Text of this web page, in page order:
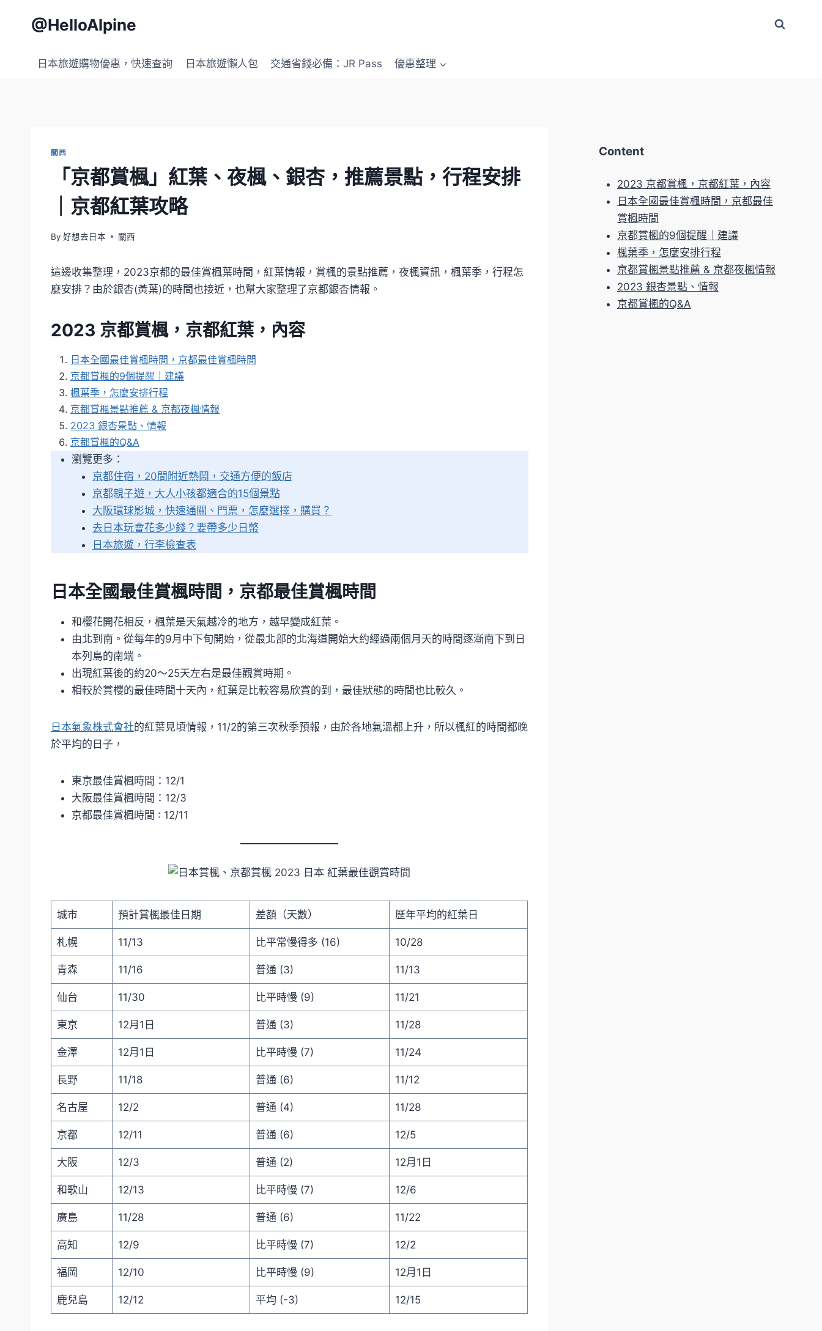
@HelloAlpine
日本旅遊購物優惠，快速查詢 日本旅遊懶人包 交通省錢必備：JR Pass 優惠整理
關西
「京都賞楓」紅葉、夜楓、銀杏，推薦景點，行程安排
｜京都紅葉攻略
By 好想去日本 關西
這邊收集整理，2023京都的最佳賞楓葉時間，紅葉情報，賞楓的景點推薦，夜楓資訊，楓葉季，行程怎
麼安排？由於銀杏(黃葉)的時間也接近，也幫大家整理了京都銀杏情報。
2023 京都賞楓，京都紅葉，內容
日本全國最佳賞楓時間，京都最佳賞楓時間
京都賞楓的9個提醒｜建議
楓葉季，怎麼安排行程
京都賞楓景點推薦 & 京都夜楓情報
2023 銀杏景點、情報
京都賞楓的Q&A
瀏覽更多：
京都住宿，20間附近熱鬧，交通方便的飯店
京都親子遊，大人小孩都適合的15個景點
大阪環球影城，快速通關、門票，怎麼選擇，購買？
去日本玩會花多少錢？要帶多少日幣
日本旅遊，行李檢查表
日本全國最佳賞楓時間，京都最佳賞楓時間
和櫻花開花相反，楓葉是天氣越冷的地方，越早變成紅葉。
由北到南。從每年的9月中下旬開始，從最北部的北海道開始大約經過兩個月天的時間逐漸南下到日
本列島的南端。
出現紅葉後的約20～25天左右是最佳觀賞時期。
相較於賞櫻的最佳時間十天內，紅葉是比較容易欣賞的到，最佳狀態的時間也比較久。
日本氣象株式會社的紅葉見頃情報，11/2的第三次秋季預報，由於各地氣溫都上升，所以楓紅的時間都晚
於平均的日子，
東京最佳賞楓時間：12/1
大阪最佳賞楓時間：12/3
京都最佳賞楓時間 : 12/11
城市 預計賞楓最佳日期 差額（天數） 歷年平均的紅葉日
札幌 11/13 比平常慢得多 (16) 10/28
青森 11/16 普通 (3) 11/13
仙台 11/30 比平時慢 (9) 11/21
東京 12月1日 普通 (3) 11/28
金澤 12月1日 比平時慢 (7) 11/24
長野 11/18 普通 (6) 11/12
名古屋 12/2 普通 (4) 11/28
京都 12/11 普通 (6) 12/5
大阪 12/3 普通 (2) 12月1日
和歌山 12/13 比平時慢 (7) 12/6
廣島 11/28 普通 (6) 11/22
高知 12/9 比平時慢 (7) 12/2
福岡 12/10 比平時慢 (9) 12月1日
鹿兒島 12/12 平均 (-3) 12/15
Content
2023 京都賞楓，京都紅葉，內容
日本全國最佳賞楓時間，京都最佳
賞楓時間
京都賞楓的9個提醒｜建議
楓葉季，怎麼安排行程
京都賞楓景點推薦 & 京都夜楓情報
2023 銀杏景點、情報
京都賞楓的Q&A